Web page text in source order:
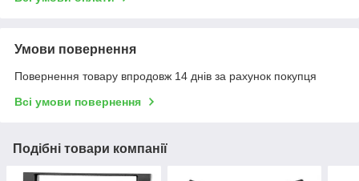
Умови повернення
Повернення товару впродовж 14 днів за рахунок покупця
Всі умови повернення
Подібні товари компанії